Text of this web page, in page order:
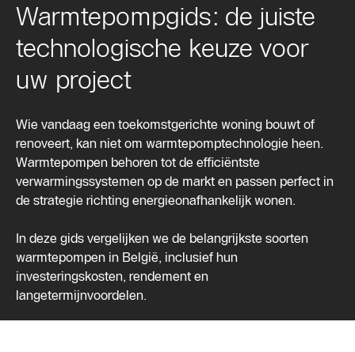
Warmtepompgids: de juiste
technologische keuze voor
uw project
Wie vandaag een toekomstgerichte woning bouwt of
renoveert, kan niet om warmtepomptechnologie heen.
Warmtepompen behoren tot de efficiëntste
verwarmingssystemen op de markt en passen perfect in
de strategie richting energieonafhankelijk wonen.
In deze gids vergelijken we de belangrijkste soorten
warmtepompen in België, inclusief hun
investeringskosten, rendement en
langetermijnvoordelen.